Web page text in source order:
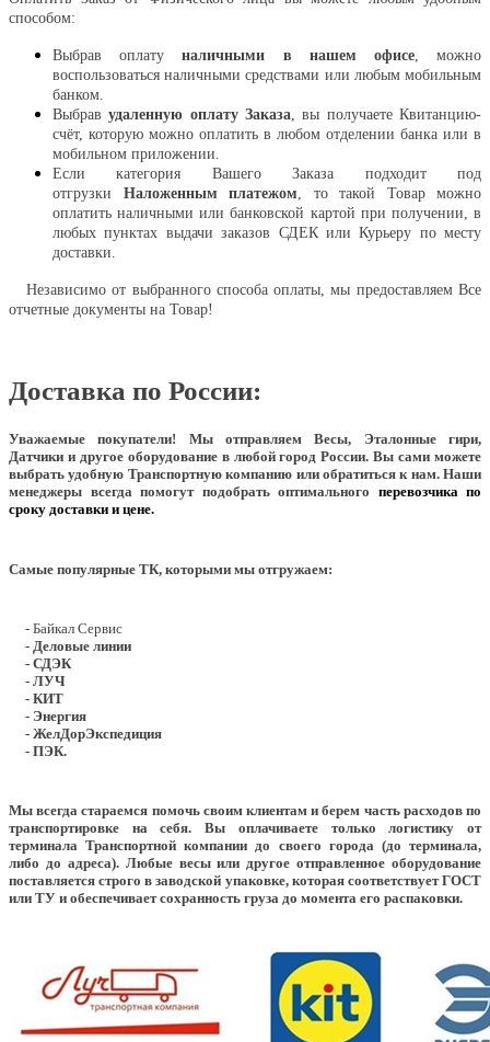
способом:
Выбрав оплатуналичными в нашем офисе, можно
воспользоваться наличными средствами или любым мобильным
банком.
Выбравудаленную оплату Заказа , вы получаете Квитанцию-
счёт, которую можно оплатить в любом отделении банка или в
мобильном приложении.
Если категория Вашего Заказа подходит под
отгрузки Наложенным платежом , то такой Товар можно
оплатить наличными или банковской картой при получении, в
любых пунктах выдачи заказов СДЕК или Курьеру по месту
доставки.
Независимо от выбранного способа оплаты, мы предоставляем Все
отчетные документы на Товар!
Доставка по России:
Уважаемые покупатели! Мы отправляем Весы, Эталонные гири,
Датчики и другое оборудование в любой город России. Вы сами можете
выбрать удобную Транспортную компанию или обратиться к нам. Наши
менеджеры всегда помогут подобрать оптимального перевозчика по
сроку доставки и цене.
Самые популярные ТК, которыми мы отгружаем:
- Байкал Сервис
- Деловые линии
- СДЭК
- ЛУЧ
- КИТ
- Энергия
- ЖелДорЭкспедиция
- ПЭК.
Мы всегда стараемся помочь своим клиентам и берем часть расходов по
транспортировке на себя. Вы оплачиваете только логистику от
терминала Транспортной компании до своего города (до терминала,
либо до адреса). Любые весы или другое отправленное оборудование
поставляется строго в заводской упаковке, которая соответствует ГОСТ
или ТУ и обеспечивает сохранность груза до момента его распаковки.